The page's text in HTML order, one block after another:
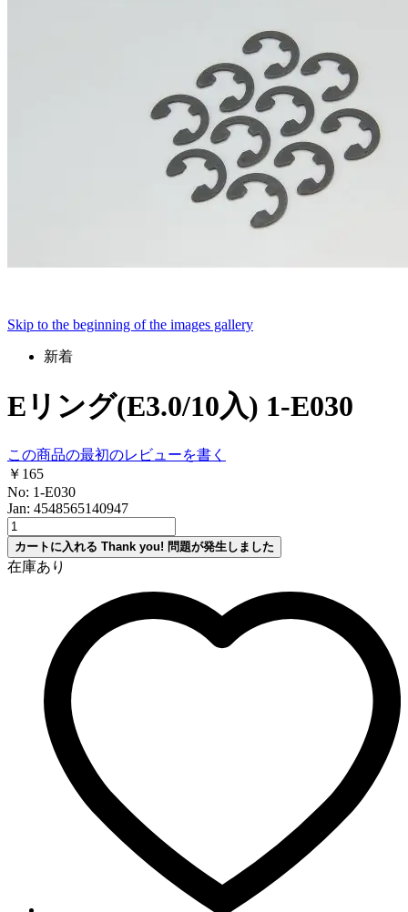
Skip to the beginning of the images gallery
新着
Eリング(E3.0/10入) 1-E030
この商品の最初のレビューを書く
￥165
No: 1-E030
Jan: 4548565140947
カートに入れる Thank you! 問題が発生しました
在庫あり